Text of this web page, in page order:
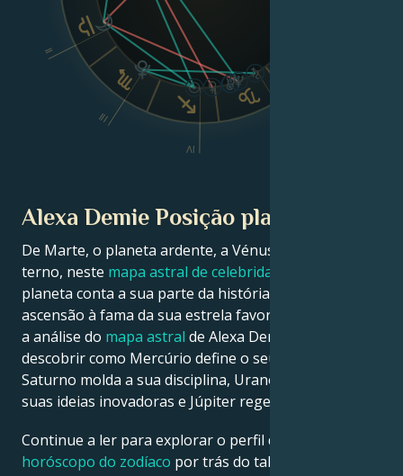
II
III
IV
Alexa Demie Posição planetária
De Marte, o planeta ardente, a Vénus, o planeta
terno, neste mapa astral de celebridades
planeta conta a sua parte da história sobre a
ascensão à fama da sua estrela favorita. Veja abaixo
a análise do mapa astral de Alexa Demie para
descobrir como Mercúrio define o seu intelecto,
Saturno molda a sua disciplina, Urano desperta as
suas ideias inovadoras e Júpiter rege a sua sorte.
Continue a ler para explorar o perfil detalhado do
horóscopo do zodíaco por trás do talento, carisma,